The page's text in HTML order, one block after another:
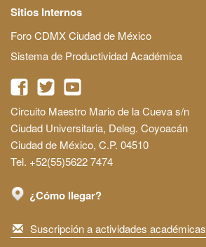
Sitios Internos
Foro CDMX Ciudad de México
Sistema de Productividad Académica
Circuito Maestro Mario de la Cueva s/n
Ciudad Universitaria, Deleg. Coyoacán
Ciudad de México, C.P. 04510
Tel. +52(55)5622 7474
¿Cómo llegar?
Suscripción a actividades académicas